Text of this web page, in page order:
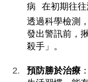
病
在初期往往
透過科學檢測
發出警訊前，
殺手」。
預防勝於治療